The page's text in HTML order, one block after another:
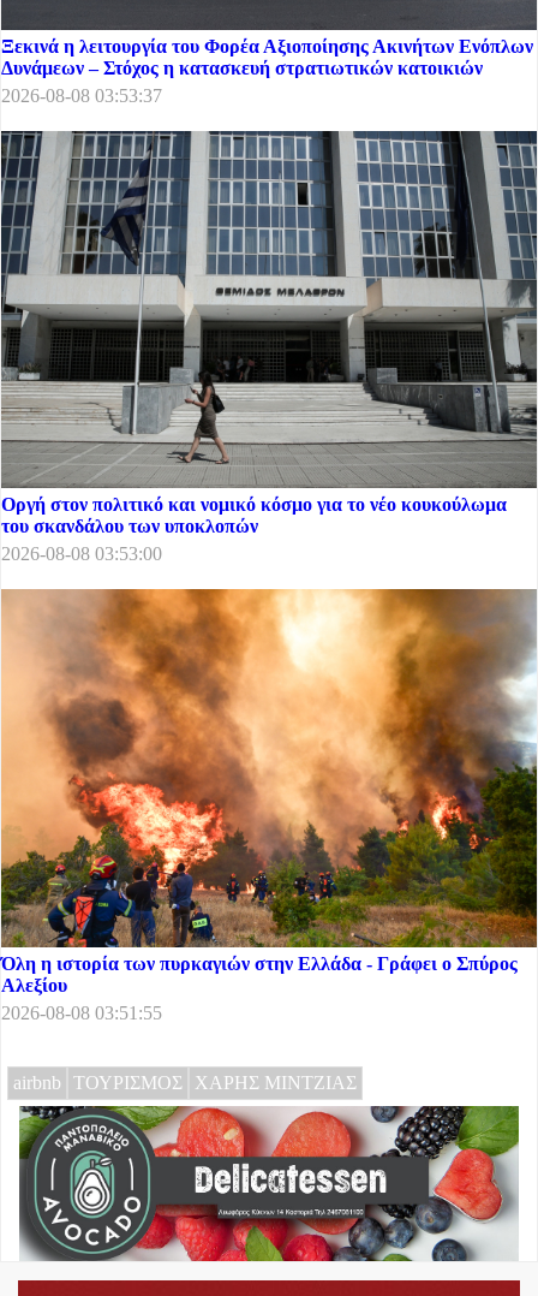
Ξεκινά η λειτουργία του Φορέα Αξιοποίησης Ακινήτων Ενόπλων
Δυνάμεων – Στόχος η κατασκευή στρατιωτικών κατοικιών
2026-08-08 03:53:37
Οργή στον πολιτικό και νομικό κόσμο για το νέο κουκούλωμα
του σκανδάλου των υποκλοπών
2026-08-08 03:53:00
Όλη η ιστορία των πυρκαγιών στην Ελλάδα - Γράφει ο Σπύρος
Αλεξίου
2026-08-08 03:51:55
airbnb ΤΟΥΡΙΣΜΟΣ ΧΑΡΗΣ ΜΙΝΤΖΙΑΣ